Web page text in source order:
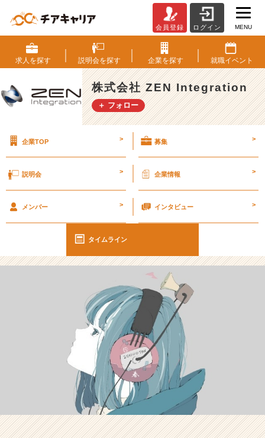
す
す
め
の
作
業
M
#
【株
式
会
Z
E
N
I
n
t
g
r
a
t
会員登録 ログイン MENU
求人を探す 説明会を探す 企業を探す 就職イベント
株式会社 ZEN Integration
＋ フォロー
企業TOP > 募集 >
説明会 > 企業情報 >
メンバー > インタビュー >
タイムライン